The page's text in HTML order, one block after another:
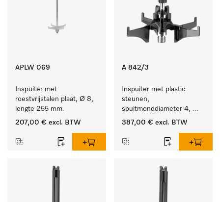
APLW 069
Inspuiter met
roestvrijstalen plaat, Ø 8,
lengte 255 mm.
207,00 € excl. BTW
A 842/3
Inspuiter met plastic
steunen,
spuitmonddiameter 4,
lengte 90 mm, 20 stuks
387,00 € excl. BTW